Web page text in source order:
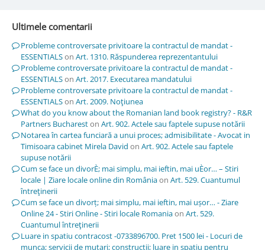
Ultimele comentarii
Probleme controversate privitoare la contractul de mandat -
ESSENTIALSon Art. 1310. Răspunderea reprezentantului
Probleme controversate privitoare la contractul de mandat -
ESSENTIALSon Art. 2017. Executarea mandatului
Probleme controversate privitoare la contractul de mandat -
ESSENTIALSon Art. 2009. Noţiunea
What do you know about the Romanian land book registry? - R&R
Partners Buchareston Art. 902. Actele sau faptele supuse notării
Notarea în cartea funciară a unui proces; admisibilitate - Avocat in
Timisoara cabinet Mirela David on Art. 902. Actele sau faptele
supuse notării
Cum se face un divorÈ; mai simplu, mai ieftin, mai uÈor… – Stiri
locale | Ziare locale online din Româniaon Art. 529. Cuantumul
întreţinerii
Cum se face un divorț; mai simplu, mai ieftin, mai ușor… - Ziare
Online 24 - Stiri Online - Stiri locale Romaniaon Art. 529.
Cuantumul întreţinerii
Luare in spatiu contracost -0733896700. Pret 1500 lei - Locuri de
munca; servicii de mutari; constructii; luare in spatiu pentru